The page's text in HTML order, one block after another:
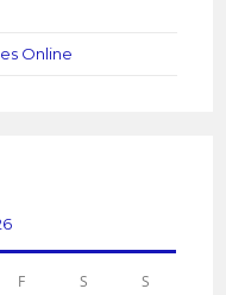
Online
F S S